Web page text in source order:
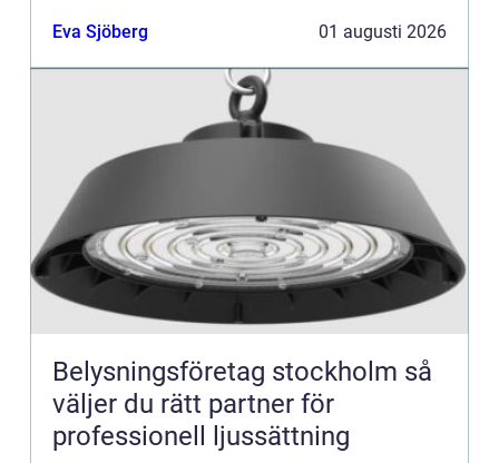
bostadsrättsföreningar, fastighetsäga...
Eva Sjöberg 01 augusti 2026
Belysningsföretag stockholm så
väljer du rätt partner för
professionell ljussättning